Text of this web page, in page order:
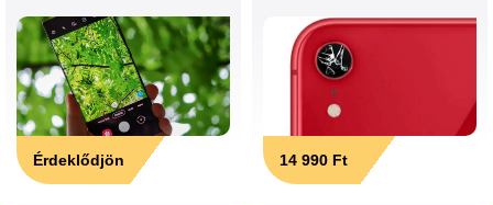
Érdeklődjön 14 990 Ft